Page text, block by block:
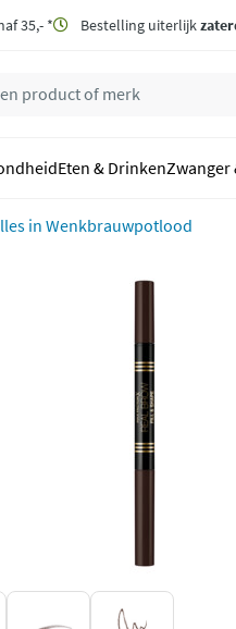
35,- * Bestelling uiterlijk
Eten & DrinkenZwanger
Wenkbrauwpotlood